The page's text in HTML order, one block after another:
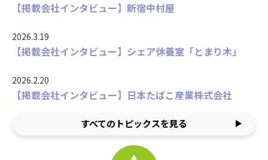
【掲載会社インタビュー】新宿中村屋
2026.3.19
【掲載会社インタビュー】シェア休養室「とまり木」
2026.2.20
【掲載会社インタビュー】日本たばこ産業株式会社
すべてのトピックスを見る